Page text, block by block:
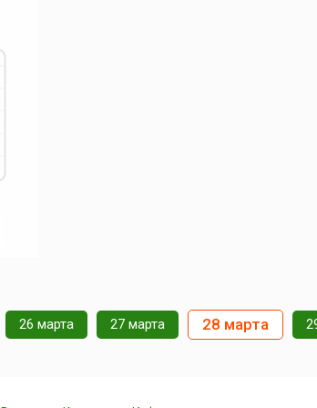
26 марта 27 марта 28 марта